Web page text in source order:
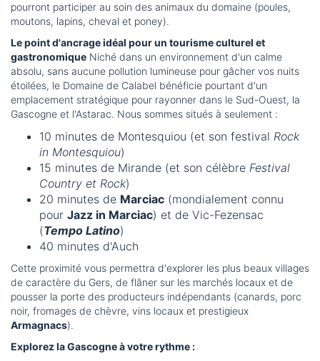
pourront participer au soin des animaux du domaine (poules,
moutons, lapins, cheval et poney).
Le point d'ancrage idéal pour un tourisme culturel et
gastronomique Niché dans un environnement d'un calme
absolu, sans aucune pollution lumineuse pour gâcher vos nuits
étoilées, le Domaine de Calabel bénéficie pourtant d'un
emplacement stratégique pour rayonner dans le Sud-Ouest, la
Gascogne et l'Astarac. Nous sommes situés à seulement :
10 minutes de Montesquiou (et son festival Rock
in Montesquiou)
15 minutes de Mirande (et son célèbre Festival
Country et Rock)
20 minutes de Marciac (mondialement connu
pour Jazz in Marciac) et de Vic-Fezensac
(Tempo Latino)
40 minutes d'Auch
Cette proximité vous permettra d'explorer les plus beaux villages
de caractère du Gers, de flâner sur les marchés locaux et de
pousser la porte des producteurs indépendants (canards, porc
noir, fromages de chèvre, vins locaux et prestigieux
Armagnacs).
Explorez la Gascogne à votre rythme :